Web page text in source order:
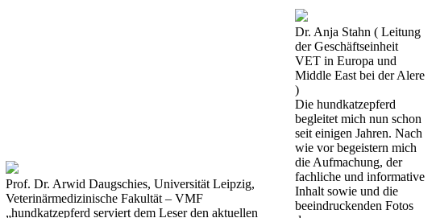
Prof. Dr. Arwid Daugschies, Universität Leipzig,
Veterinärmedizinische Fakultät – VMF
„hundkatzepferd serviert dem Leser den aktuellen
Dr. Anja Stahn ( Leitung
der Geschäftseinheit
VET in Europa und
Middle East bei der Alere
)
Die hundkatzepferd
begleitet mich nun schon
seit einigen Jahren. Nach
wie vor begeistern mich
die Aufmachung, der
fachliche und informative
Inhalt sowie und die
beeindruckenden Fotos